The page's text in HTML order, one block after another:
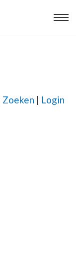
Zoeken | Login